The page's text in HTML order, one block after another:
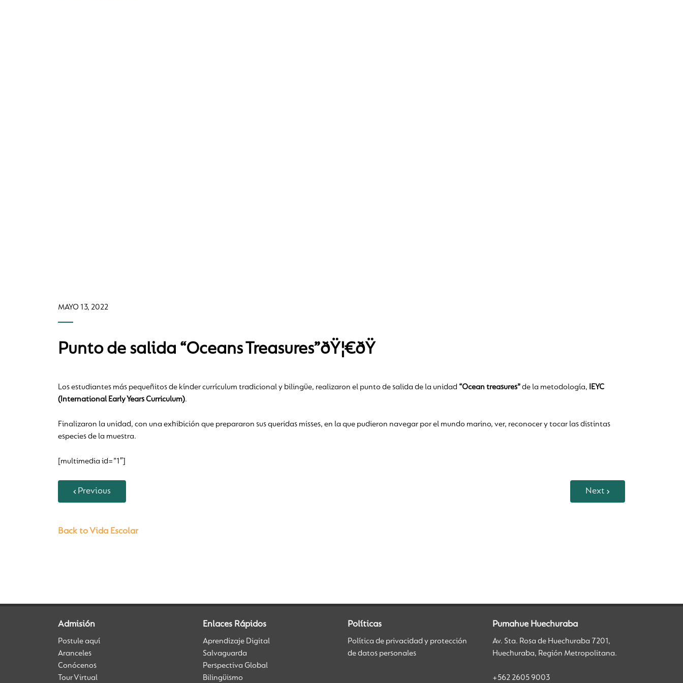
MAYO 13, 2022
Punto de salida “Oceans Treasures”ðŸ¦€ðŸ
Los estudiantes más pequeñitos de kínder currículum tradicional y bilingüe, realizaron el punto de salida de la unidad “Ocean treasures”de la metodología,
IEYC
(International Early Years Curriculum).
Finalizaron la unidad, con una exhibición que prepararon sus queridas misses, en la que pudieron navegar por el mundo marino, ver, reconocer y tocar las distintas
especies de la muestra.
[multimedia id=”1″]
Previous Next
Back to Vida Escolar
Admisión
Postule aquí
Aranceles
Conócenos
Tour Virtual
Enlaces Rápidos
Aprendizaje Digital
Salvaguarda
Perspectiva Global
Bilingüismo
Políticas
Política de privacidad y protección
de datos personales
Pumahue Huechuraba
Av. Sta. Rosa de Huechuraba 7201,
Huechuraba, Región Metropolitana.
+562 2605 9003